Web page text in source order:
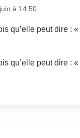
à 14:50
qu’elle peut dire : «
qu’elle peut dire : «